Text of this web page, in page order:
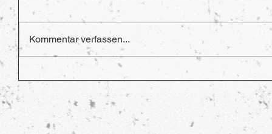
Kommentar verfassen...